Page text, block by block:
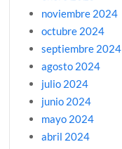
noviembre 2024
octubre 2024
septiembre 2024
agosto 2024
julio 2024
junio 2024
mayo 2024
abril 2024